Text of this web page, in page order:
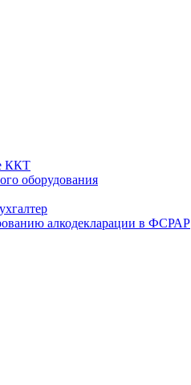
ККТ
оборудования
алкодекларации в ФСРАР